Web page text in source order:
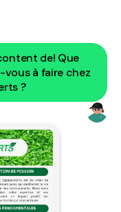
de! Que
à faire chez
?